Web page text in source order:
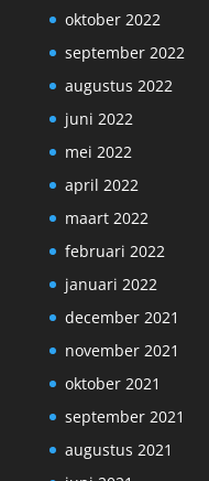
oktober 2022
september 2022
augustus 2022
juni 2022
mei 2022
april 2022
maart 2022
februari 2022
januari 2022
december 2021
november 2021
oktober 2021
september 2021
augustus 2021